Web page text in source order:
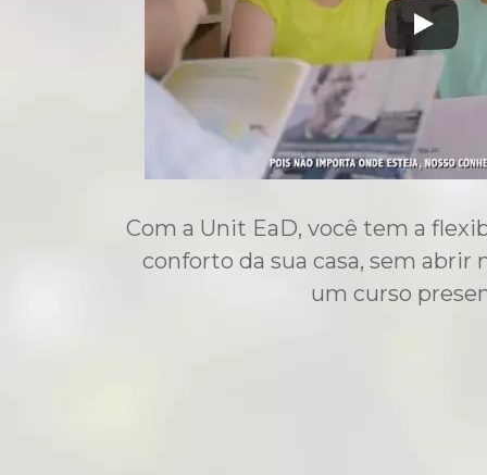
Com a Unit EaD, você tem a
conforto da sua casa, sem abrir
um curso